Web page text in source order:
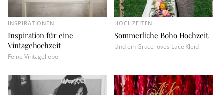
INSPIRATIONEN
Inspiration für eine
Vintagehochzeit
Feine Vintageliebe
HOCHZEITEN
Sommerliche Boho Hochzeit
Und ein Grace loves Lace Kleid